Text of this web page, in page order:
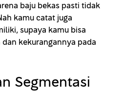
baju bekas pasti tidak
kamu catat juga
supaya kamu bisa
kekurangannya pada
Segmentasi